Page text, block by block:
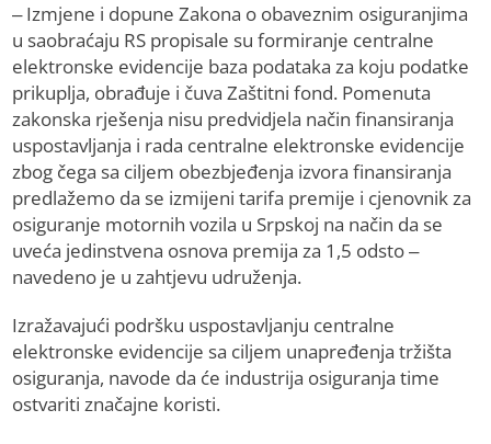
– Izmjene i dopune Zakona o obaveznim osiguranjima
u saobraćaju RS propisale su formiranje centralne
elektronske evidencije baza podataka za koju podatke
prikuplja, obrađuje i čuva Zaštitni fond. Pomenuta
zakonska rješenja nisu predvidjela način finansiranja
uspostavljanja i rada centralne elektronske evidencije
zbog čega sa ciljem obezbjeđenja izvora finansiranja
predlažemo da se izmijeni tarifa premije i cjenovnik za
osiguranje motornih vozila u Srpskoj na način da se
uveća jedinstvena osnova premija za 1,5 odsto –
navedeno je u zahtjevu udruženja.
Izražavajući podršku uspostavljanju centralne
elektronske evidencije sa ciljem unapređenja tržišta
osiguranja, navode da će industrija osiguranja time
ostvariti značajne koristi.